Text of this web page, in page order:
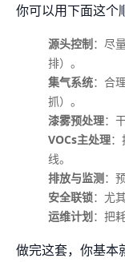
你可以用下面这个
源头控制：尽
排）。
集气系统：合
抓）。
漆雾预处理：
VOCs主处理
线。
排放与监测：
安全联锁：尤
运维计划：把
做完这套，你基本